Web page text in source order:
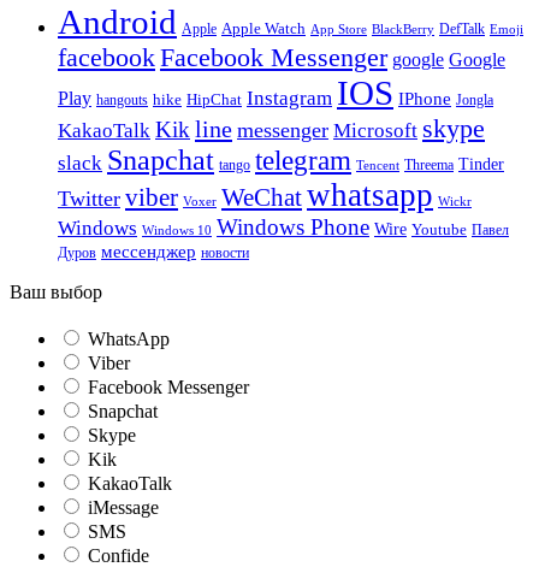
Android Apple Apple Watch App Store BlackBerry DefTalk Emoji
facebookFacebook Messenger google Google
Play hangouts hike HipChat Instagram IOS IPhone Jongla
KakaoTalk Kik line messenger Microsoft skype
slack Snapchat tango telegram Tencent Threema Tinder
Twitter viber Voxer WeChatwhatsapp Wickr
Windows Windows 10 Windows Phone Wire Youtube Павел
Дуров мессенджер новости
Ваш выбор
WhatsApp
Viber
Facebook Messenger
Snapchat
Skype
Kik
KakaoTalk
iMessage
SMS
Confide